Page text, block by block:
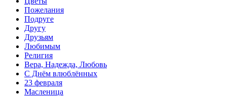
Пожелания
Подруге
Другу
Друзьям
Любимым
Религия
Вера, Надежда, Любовь
С Днём влюблённых
23 февраля
Масленица